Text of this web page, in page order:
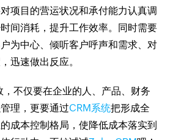
项目的营运状况和承付能力认真调
间消耗，提升工作效率。同时需要
为中心、倾听客户呼声和需求、对
迅速做出反应。
不仅要在企业的人、产品、财务
理，更要通过CRM系统把形成全
成本控制格局，使降低成本落实到